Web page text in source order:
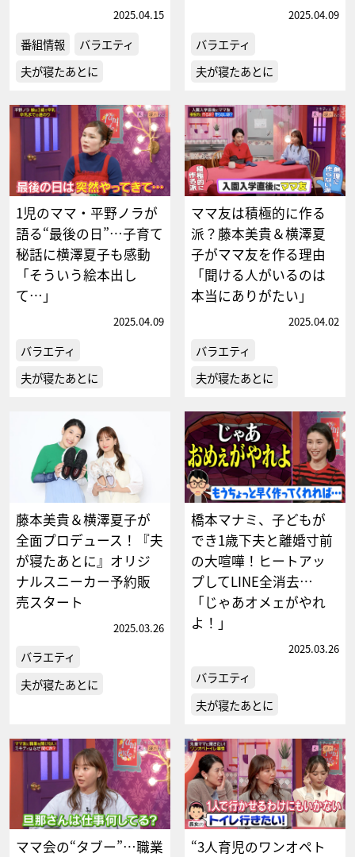
2025.04.15
番組情報
バラエティ
夫が寝たあとに
2025.04.09
バラエティ
夫が寝たあとに
1児のママ・平野ノラが
語る“最後の日”…子育て
秘話に横澤夏子も感動
「そういう絵本出し
て…」
2025.04.09
バラエティ
夫が寝たあとに
ママ友は積極的に作る
派？藤本美貴＆横澤夏
子がママ友を作る理由
「聞ける人がいるのは
本当にありがたい」
2025.04.02
バラエティ
夫が寝たあとに
藤本美貴＆横澤夏子が
全面プロデュース！『夫
が寝たあとに』オリジ
ナルスニーカー予約販
売スタート
2025.03.26
バラエティ
夫が寝たあとに
橋本マナミ、子どもが
でき1歳下夫と離婚寸前
の大喧嘩！ヒートアッ
プしてLINE全消去…
「じゃあオメェがやれ
よ！」
2025.03.26
バラエティ
夫が寝たあとに
ママ会の“タブー”…職業 “3人育児のワンオペト